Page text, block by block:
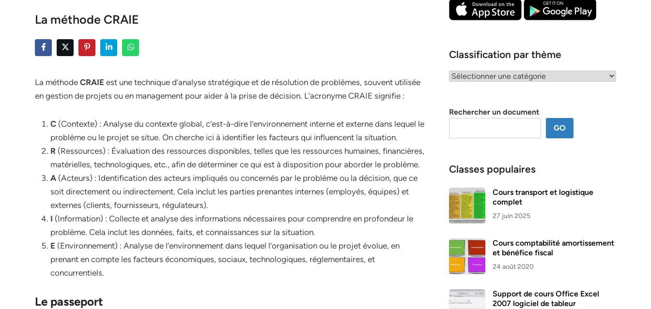
La méthode CRAIE
La méthode CRAIE est une technique d’analyse stratégique et de résolution de problèmes, souvent utilisée
en gestion de projets ou en management pour aider à la prise de décision. L’acronyme CRAIE signifie :
C (Contexte) : Analyse du contexte global, c’est-à-dire l’environnement interne et externe dans lequel le
problème ou le projet se situe. On cherche ici à identifier les facteurs qui influencent la situation.
R (Ressources) : Évaluation des ressources disponibles, telles que les ressources humaines, financières,
matérielles, technologiques, etc., afin de déterminer ce qui est à disposition pour aborder le problème.
A (Acteurs) : Identification des acteurs impliqués ou concernés par le problème ou la décision, que ce
soit directement ou indirectement. Cela inclut les parties prenantes internes (employés, équipes) et
externes (clients, fournisseurs, régulateurs).
I (Information) : Collecte et analyse des informations nécessaires pour comprendre en profondeur le
problème. Cela inclut les données, faits, et connaissances sur la situation.
E (Environnement) : Analyse de l’environnement dans lequel l’organisation ou le projet évolue, en
prenant en compte les facteurs économiques, sociaux, technologiques, réglementaires, et
concurrentiels.
Le passeport
Classification par thème
Classification
Rechercher un document
GO
Classes populaires
Cours transport et logistique
complet
27 juin 2025
Cours comptabilité amortissement
et bénéfice fiscal
24 août 2020
Support de cours Office Excel
2007 logiciel de tableur